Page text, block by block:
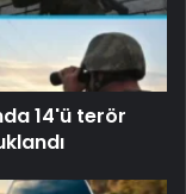
14'ü terör